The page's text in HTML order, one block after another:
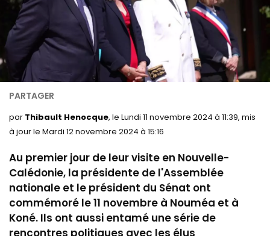
par Thibault Henocque, le Lundi 11 novembre 2024 à 11:39, mis
à jour le Mardi 12 novembre 2024 à 15:16
Au premier jour de leur visite en Nouvelle-
Calédonie, la présidente de l'Assemblée
nationale et le président du Sénat ont
commémoré le 11 novembre à Nouméa et à
Koné. Ils ont aussi entamé une série de
rencontres politiques avec les élus